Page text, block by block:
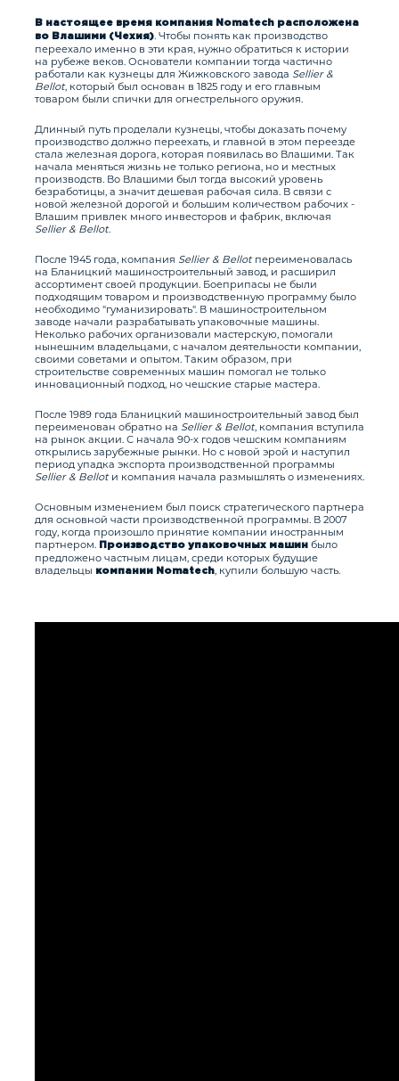
В настоящее время компания Nomatech расположена
во Влашими (Чехия). Чтобы понять как производство
переехало именно в эти края, нужно обратиться к истории
на рубеже веков. Основатели компании тогда частично
работали как кузнецы для Жижковского завода Sellier &
Bellot, который был основан в 1825 году и его главным
товаром были спички для огнестрельного оружия.
Длинный путь проделали кузнецы, чтобы доказать почему
производство должно переехать, и главной в этом переезде
стала железная дорога, которая появилась во Влашими. Так
начала меняться жизнь не только региона, но и местных
производств. Во Влашими был тогда высокий уровень
безработицы, а значит дешевая рабочая сила. В связи с
новой железной дорогой и большим количеством рабочих -
Влашим привлек много инвесторов и фабрик, включая
Sellier & Bellot.
После 1945 года, компания Sellier & Bellotпереименовалась
на Бланицкий машиностроительный завод, и расширил
ассортимент своей продукции. Боеприпасы не были
подходящим товаром и производственную программу было
необходимо "гуманизировать". В машиностроительном
заводе начали разрабатывать упаковочные машины.
Неколько рабочих организовали мастерскую, помогали
нынешним владельцами, с началом деятельности компании,
своими советами и опытом. Таким образом, при
строительстве современных машин помогал не только
инновационный подход, но чешские старые мастера.
После 1989 года Бланицкий машиностроительный завод был
переименован обратно на Sellier & Bellot, компания вступила
на рынок акции. С начала 90-х годов чешским компаниям
открылись зарубежные рынки. Но с новой эрой и наступил
период упадка экспорта производственной программы
Sellier & Bellotи компания начала размышлять о изменениях.
Основным изменением был поиск стратегического партнера
для основной части производственной программы. В 2007
году, когда произошло принятие компании иностранным
партнером. Производство упаковочных машинбыло
предложено частным лицам, среди которых будущие
владельцы компании Nomatech, купили большую часть.